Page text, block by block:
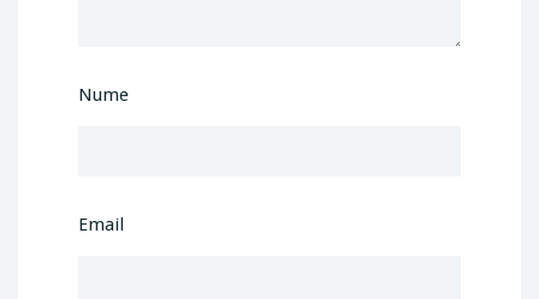
Nume
Email